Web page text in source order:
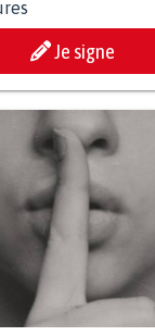
Je signe